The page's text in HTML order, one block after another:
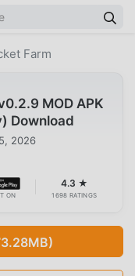
Farm
MOD APK
Download
2026
ON
4.3 ★
1698 RATINGS